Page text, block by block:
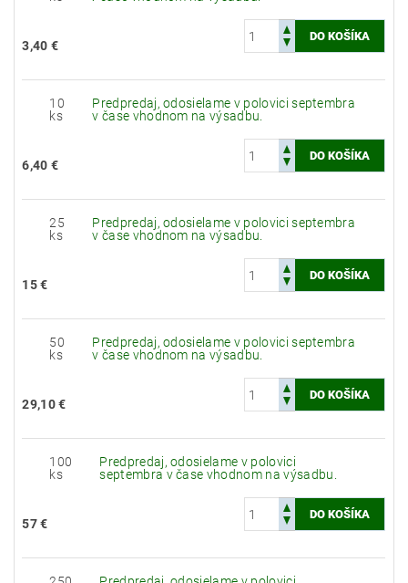
3,40 €
10
ks
Predpredaj, odosielame v polovici septembra
v čase vhodnom na výsadbu.
6,40 €
25
ks
Predpredaj, odosielame v polovici septembra
v čase vhodnom na výsadbu.
15 €
50
ks
Predpredaj, odosielame v polovici septembra
v čase vhodnom na výsadbu.
29,10 €
100
ks
Predpredaj, odosielame v polovici
septembra v čase vhodnom na výsadbu.
57 €